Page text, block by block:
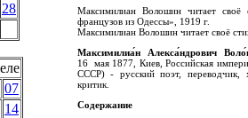
28
07
14
Максимилиан Волошин читает своё
французов из Одессы», 1919 г.
Максимилиан Волошин читает своё
Максимилиа́н Алекса́ндрович
16 мая 1877, Киев, Российская
СССР) - русский поэт, переводчик,
критик.
Содержание